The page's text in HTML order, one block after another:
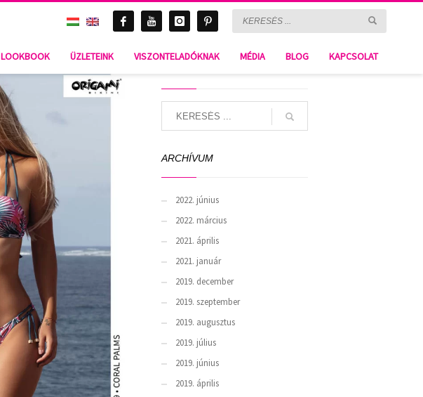
LOOKBOOK ÜZLETEINK VISZONTELADÓKNAK MÉDIA BLOG KAPCSOLAT
ARCHÍVUM
2022. június
2022. március
2021. április
2021. január
2019. december
2019. szeptember
2019. augusztus
2019. július
2019. június
2019. április